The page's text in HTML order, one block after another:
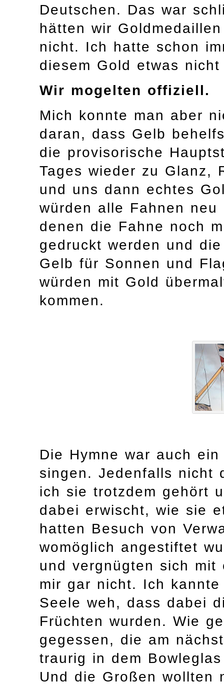
Deutschen. Das war
hätten wir
nicht. Ich hatte schon
diesem Gold etwas
Wir mogelten offiziell.
Mich konnte man aber
daran, dass Gelb
die provisorische
Tages wieder zu Glanz,
und uns dann echtes
würden alle Fahnen
denen die Fahne noch
gedruckt werden und
Gelb für Sonnen und
würden mit Gold
kommen.
Die Hymne war auch
singen. Jedenfalls nicht
ich sie trotzdem gehört
dabei erwischt, wie sie
hatten Besuch von
womöglich angestiftet
und vergnügten sich mit
mir gar nicht. Ich
Seele weh, dass dabei
Früchten wurden. Wie
gegessen, die am
traurig in dem
Und die Großen wollten